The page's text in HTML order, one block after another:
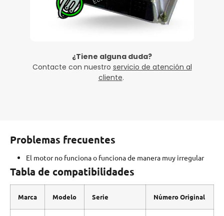
¿Tiene alguna duda?
Contacte con nuestro servicio de atención al
cliente.
Problemas frecuentes
El motor no funciona o funciona de manera muy irregular
Tabla de compatibilidades
Marca Modelo Serie Número Original